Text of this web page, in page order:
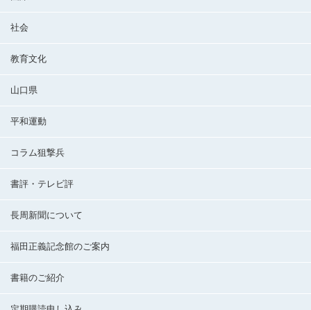
社会
教育文化
山口県
平和運動
コラム狙撃兵
書評・テレビ評
長周新聞について
福田正義記念館のご案内
書籍のご紹介